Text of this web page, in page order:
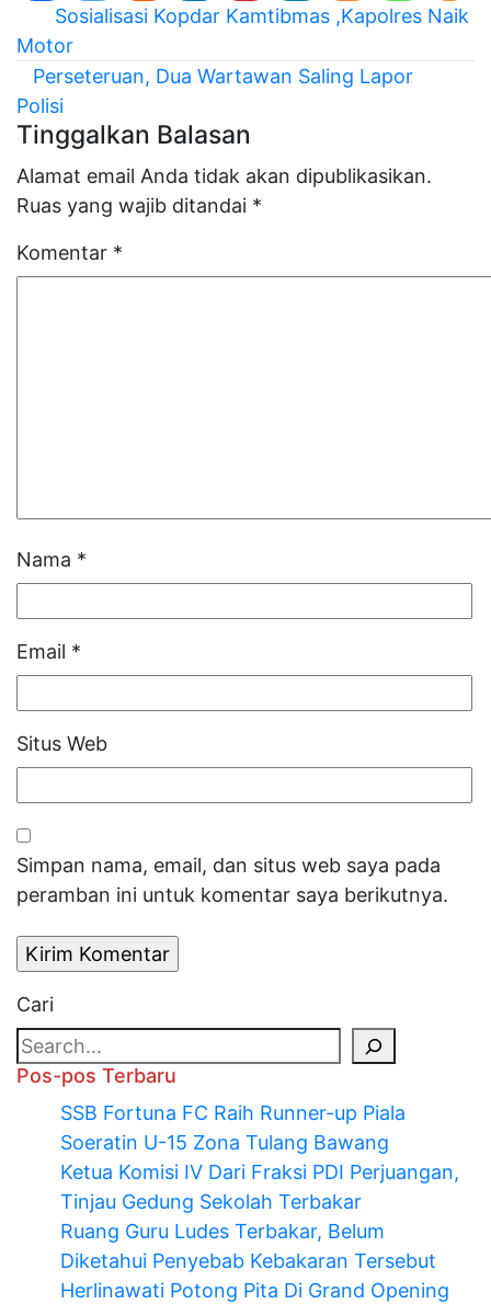
Navigasi
pos
Sosialisasi Kopdar Kamtibmas ,Kapolres Naik
Motor
Perseteruan, Dua Wartawan Saling Lapor
Polisi
Tinggalkan Balasan
Alamat email Anda tidak akan dipublikasikan.
Ruas yang wajib ditandai *
Komentar *
Nama *
Email *
Situs Web
Simpan nama, email, dan situs web saya pada
peramban ini untuk komentar saya berikutnya.
Cari
Pos-pos Terbaru
SSB Fortuna FC Raih Runner-up Piala
Soeratin U-15 Zona Tulang Bawang
Ketua Komisi IV Dari Fraksi PDI Perjuangan,
Tinjau Gedung Sekolah Terbakar
Ruang Guru Ludes Terbakar, Belum
Diketahui Penyebab Kebakaran Tersebut
Herlinawati Potong Pita Di Grand Opening